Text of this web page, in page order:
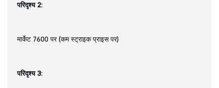
परिदृश्य 2:
मार्केट 7600 पर (कम स्ट्राइक प्राइस पर)
परिदृश्य 3: